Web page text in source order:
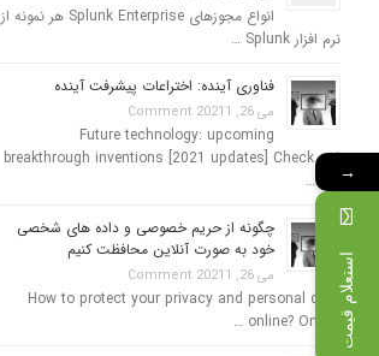
انواع مجوزهای Splunk Enterprise هر نمونه از
نرم افزار Splunk …
فناوری آینده: اختراعات پیشرفت آینده
می 26, 2021 1 Comment
Future technology: upcoming
breakthrough inventions [2021 updates] Check out
چگونه از حریم خصوصی و داده های شخصی
خود به صورت آنلاین محافظت کنیم
می 26, 2021 1 Comment
How to protect your privacy and personal data
online? Online …
→
استعلام قیمت